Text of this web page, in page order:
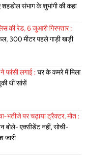
शहडोल संभाग के शुभांगी की कहा
की रेड, 6 जुआरी गिरफ्तार :
300 मीटर पहले गाड़ी खड़ी
फांसी लगाई : घर के कमरे में मिला
थीं सांसें
भतीजे पर चढ़ाया ट्रैक्टर, मौत :
बोले- एक्सीडेंट नहीं, सोची-
जारी